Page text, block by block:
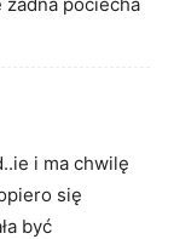
i ma chwilę
się
być